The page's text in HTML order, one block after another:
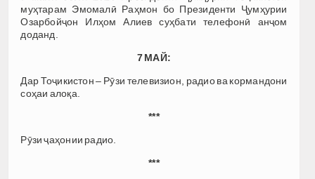
муҳтарам Эмомалӣ Раҳмон бо Президенти Ҷумҳурии
Озарбойҷон Илҳом Алиев суҳбати телефонӣ анҷом
доданд.
7 МАЙ:
Дар Тоҷикистон – Рӯзи телевизион, радио ва кормандони
соҳаи алоқа.
***
Рӯзи ҷаҳонии радио.
***